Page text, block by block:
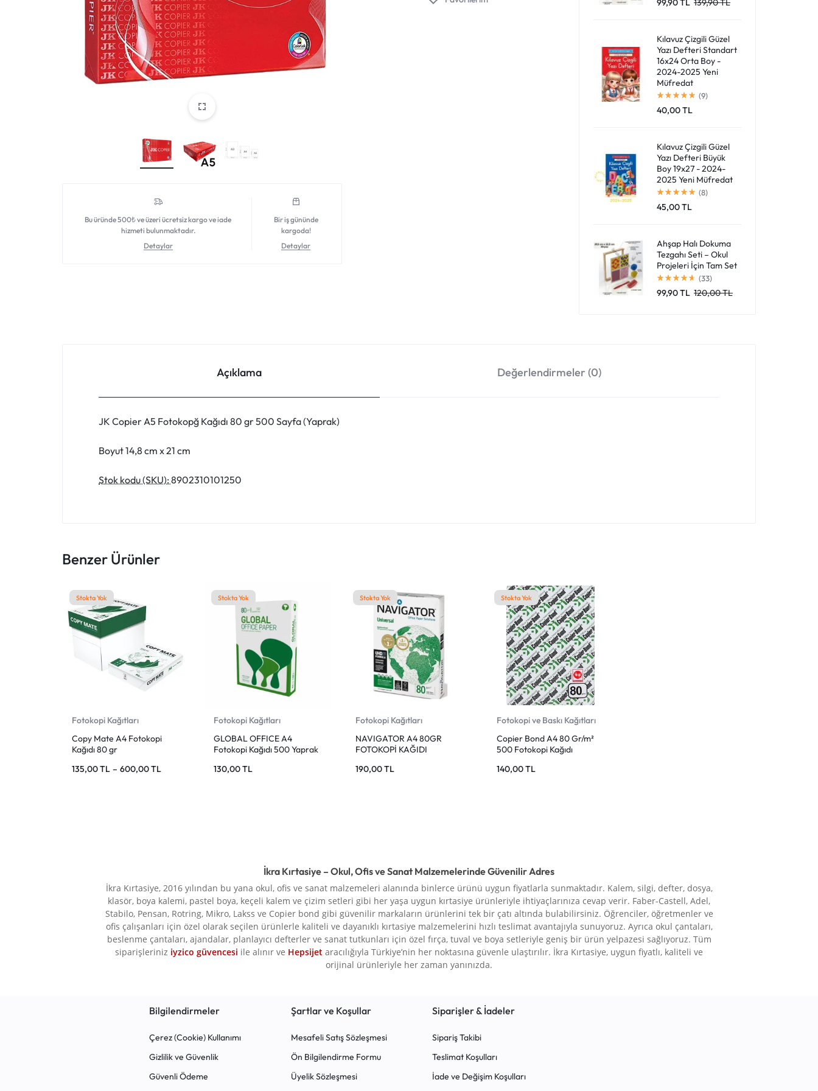
DAHA
FAZLASI
IÇIN
YELPAZESI
ŞEYI
BULABILECEĞINIZ
ONLINE
ALIŞVERIŞ
KEŞFEDIN!
Bu üründe 500₺ ve üzeri ücretsiz kargo ve iade
hizmeti bulunmaktadır.
Detaylar
Bir iş gününde
kargoda!
Detaylar
99,90TL 139,90TL
Kılavuz Çizgili Güzel
Yazı Defteri Standart
16x24 Orta Boy -
2024-2025 Yeni
Müfredat
(9)
40,00TL
Kılavuz Çizgili Güzel
Yazı Defteri Büyük
Boy 19x27 - 2024-
2025 Yeni Müfredat
(8)
45,00TL
Ahşap Halı Dokuma
Tezgahı Seti – Okul
Projeleri İçin Tam Set
(33)
99,90TL 120,00TL
Açıklama Değerlendirmeler (0)
JK Copier A5 Fotokopğ Kağıdı 80 gr 500 Sayfa (Yaprak)
Boyut 14,8 cm x 21 cm
Stok kodu (SKU): 8902310101250
Benzer Ürünler
Stokta Yok
Fotokopi Kağıtları
Copy Mate A4 Fotokopi
Kağıdı 80 gr
135,00TL – 600,00TL
Stokta Yok
Fotokopi Kağıtları
GLOBAL OFFICE A4
Fotokopi Kağıdı 500 Yaprak
130,00TL
Stokta Yok
Fotokopi Kağıtları
NAVIGATOR A4 80GR
FOTOKOPİ KAĞIDI
190,00TL
Stokta Yok
Fotokopi ve Baskı Kağıtları
Copier Bond A4 80 Gr/m²
500 Fotokopi Kağıdı
140,00TL
İkra Kırtasiye – Okul, Ofis ve Sanat Malzemelerinde Güvenilir Adres
İkra Kırtasiye, 2016 yılından bu yana okul, ofis ve sanat malzemeleri alanında binlerce ürünü uygun fiyatlarla sunmaktadır. Kalem, silgi, defter, dosya,
klasör, boya kalemi, pastel boya, keçeli kalem ve çizim setleri gibi her yaşa uygun kırtasiye ürünleriyle ihtiyaçlarınıza cevap verir. Faber-Castell, Adel,
Stabilo, Pensan, Rotring, Mikro, Lakss ve Copier bond gibi güvenilir markaların ürünlerini tek bir çatı altında bulabilirsiniz. Öğrenciler, öğretmenler ve
ofis çalışanları için özel olarak seçilen ürünlerle kaliteli ve dayanıklı kırtasiye malzemelerini hızlı teslimat avantajıyla sunuyoruz. Ayrıca okul çantaları,
beslenme çantaları, ajandalar, planlayıcı defterler ve sanat tutkunları için özel fırça, tuval ve boya setleriyle geniş bir ürün yelpazesi sağlıyoruz. Tüm
siparişleriniz iyzico güvencesi ile alınır ve Hepsijet aracılığıyla Türkiye’nin her noktasına güvenle ulaştırılır. İkra Kırtasiye, uygun fiyatlı, kaliteli ve
orijinal ürünleriyle her zaman yanınızda.
Bilgilendirmeler
Çerez (Cookie) Kullanımı
Gizlilik ve Güvenlik
Güvenli Ödeme
Şartlar ve Koşullar
Mesafeli Satış Sözleşmesi
Ön Bilgilendirme Formu
Üyelik Sözleşmesi
Siparişler & İadeler
Sipariş Takibi
Teslimat Koşulları
İade ve Değişim Koşulları